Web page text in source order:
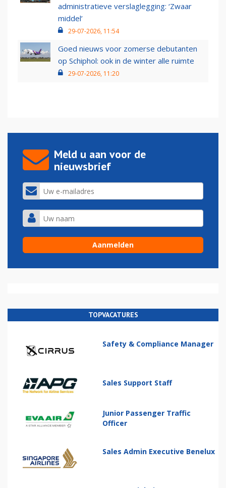
administratieve verslaglegging: ‘Zwaar
middel’
29-07-2026, 11:54
Goed nieuws voor zomerse debutanten
op Schiphol: ook in de winter alle ruimte
29-07-2026, 11:20
Meld u aan voor de
nieuwsbrief
TOPVACATURES
Safety & Compliance Manager
Sales Support Staff
Junior Passenger Traffic
Officer
Sales Admin Executive Benelux